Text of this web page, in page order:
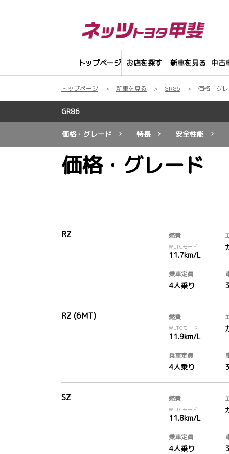
トップページ お店を探す 新車を見る 中古
トップページ 新車を見る GR86 価格・グ
GR86
価格・グレード 特長 安全性能
価格・グレード
RZ 燃費
WLTCモード
11.7km/L
乗車定員
4人乗り
RZ (6MT) 燃費
WLTCモード
11.9km/L
乗車定員
4人乗り
SZ 燃費
WLTCモード
11.8km/L
乗車定員
4人乗り